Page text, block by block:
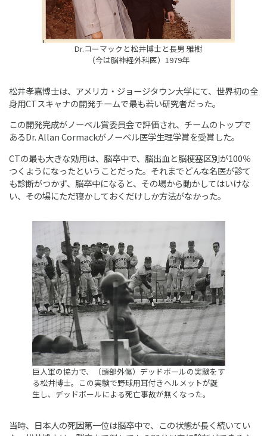
Dr.コーマックと松井博士と長男 雅樹
（今は脳神経外科医）1979年
松井孝嘉博士は、アメリカ・ジョージタウン大学にて、世界初の全
身用CTスキャナの開発チームで最も若い研究者だった。
この開発完成がノーベル賞委員会で評価され、チームのトップで
あるDr. Allan Cormackがノーベル医学生理学賞を受賞した。
CTの最も大きな効用は、脳卒中で、脳出血と脳梗塞区別が100％
つくようになったということだった。それまでどんな名医が診て
も診断がつかず、脳卒中になると、その場から動かしてはいけな
い、その場にただ寝かしておくだけしか方法がなかった。
巨人軍の協力で、（頭部外傷）デッドボールの実験をす
る松井博士。この実験で野球用耳付きヘルメットが誕
生し、デッドボールによる死亡事故が無くなった。
当時、日本人の死因第一位は脳卒中で、この状態が長く続いてい